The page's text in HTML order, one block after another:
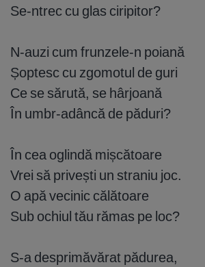
Se-ntrec cu glas ciripitor?
N-auzi cum frunzele-n poiană
Șoptesc cu zgomotul de guri
Ce se sărută, se hârjoană
În umbr-adâncă de păduri?
În cea oglindă mișcătoare
Vrei să privești un straniu joc.
O apă vecinic călătoare
Sub ochiul tău rămas pe loc?
S-a desprimăvărat pădurea,